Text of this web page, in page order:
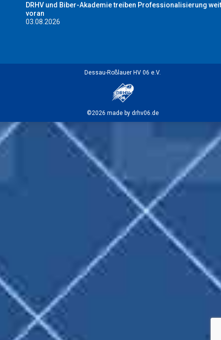
DRHV und Biber-Akademie treiben Professionalisierung
voran
03.08.2026
Dessau-Roßlauer HV 06 e.V.
©2026 made by drhv06.de